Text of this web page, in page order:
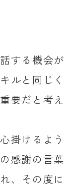
する機会が
ルと同じく
要だと考え
掛けるよう
感謝の言葉
、その度に